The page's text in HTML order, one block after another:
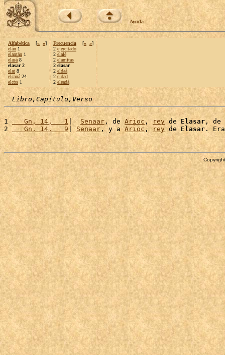
Ayuda
Alfabética [« »]
elán 1
elantán 1
elasá 8
elasar 2
elat 8
elcaná 24
elcós 1
Frecuencia [« »]
2 ejercitado
2 elalé
2 elamitas
2 elasar
2 eldaá
2 eldad
2 eleadá
Libro,Capítulo,Verso
1
   Gn, 14,   1
| Senaar, de Arioc , rey de Elasar , de
2
   Gn, 14,   9
| Senaar , y a Arioc , rey de Elasar .